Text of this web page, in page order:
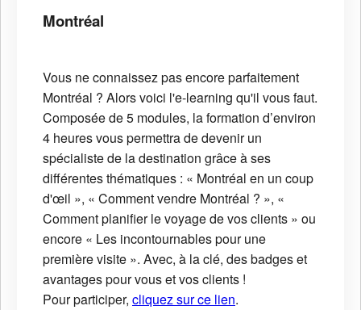
Montréal
Vous ne connaissez pas encore parfaitement
Montréal ? Alors voici l'e-learning qu'il vous faut.
Composée de 5 modules, la formation d’environ
4 heures vous permettra de devenir un
spécialiste de la destination grâce à ses
différentes thématiques : « Montréal en un coup
d'œil », « Comment vendre Montréal ? », «
Comment planifier le voyage de vos clients » ou
encore « Les incontournables pour une
première visite ». Avec, à la clé, des badges et
avantages pour vous et vos clients !
Pour participer, cliquez sur ce lien.